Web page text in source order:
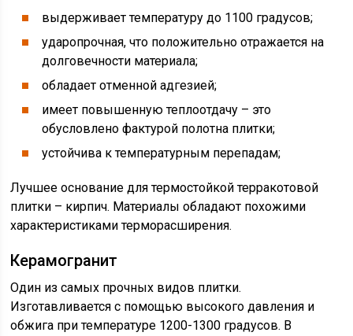
выдерживает температуру до 1100 градусов;
ударопрочная, что положительно отражается на
долговечности материала;
обладает отменной адгезией;
имеет повышенную теплоотдачу – это
обусловлено фактурой полотна плитки;
устойчива к температурным перепадам;
Лучшее основание для термостойкой терракотовой
плитки – кирпич. Материалы обладают похожими
характеристиками терморасширения.
Керамогранит
Один из самых прочных видов плитки.
Изготавливается с помощью высокого давления и
обжига при температуре 1200-1300 градусов. В